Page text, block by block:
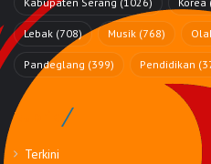
Lebak (708) Musik (768)
Pandeglang (399) Pendidikan
Rubrik
Terkini